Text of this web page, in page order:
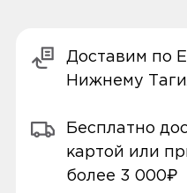
Доставим по
Нижнему
Бесплатно
картой или
более 3 000₽